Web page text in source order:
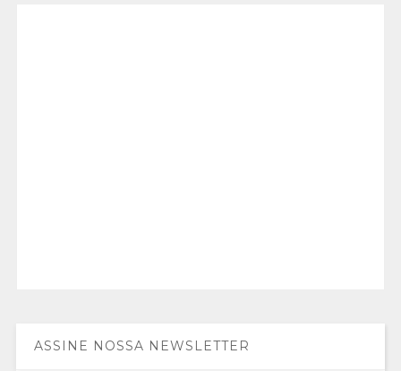
ASSINE NOSSA NEWSLETTER